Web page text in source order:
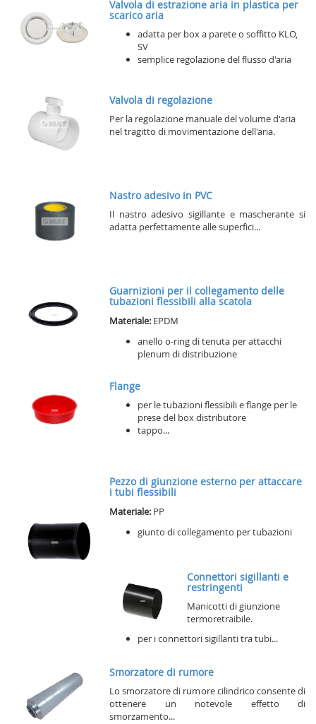
Valvola di estrazione aria in plastica per
scarico aria
adatta per box a parete o soffitto KLO,
SV
semplice regolazione del flusso d'aria
Valvola di regolazione
Per la regolazione manuale del volume d'aria
nel tragitto di movimentazione dell'aria.
Nastro adesivo in PVC
Il nastro adesivo sigillante e mascherante si
adatta perfettamente alle superfici...
Guarnizioni per il collegamento delle
tubazioni flessibili alla scatola
Materiale: EPDM
anello o-ring di tenuta per attacchi
plenum di distribuzione
Flange
per le tubazioni flessibili e flange per le
prese del box distributore
tappo...
Pezzo di giunzione esterno per attaccare
i tubi flessibili
Materiale: PP
giunto di collegamento per tubazioni
Connettori sigillanti e
restringenti
Manicotti di giunzione
termoretraibile.
per i connettori sigillanti tra tubi...
Smorzatore di rumore
Lo smorzatore di rumore cilindrico consente di
ottenere un notevole effetto di
smorzamento...